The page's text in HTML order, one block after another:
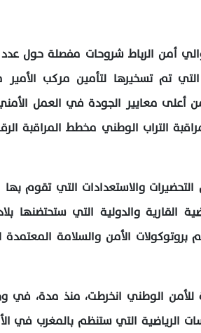
أمن الرباط شروحات مفصلة حول عدد
التي تم تسخيرها لتأمين مركب الأمير
أعلى معايير الجودة في العمل
التراب الوطني مخطط المراقبة
والاستعدادات التي تقوم
القارية والدولية التي ستحتضنها
بروتوكولات الأمن والسلامة المعتمدة
للأمن الوطني انخرطت، منذ مدة، في
الرياضية التي ستنظم بالمغرب في